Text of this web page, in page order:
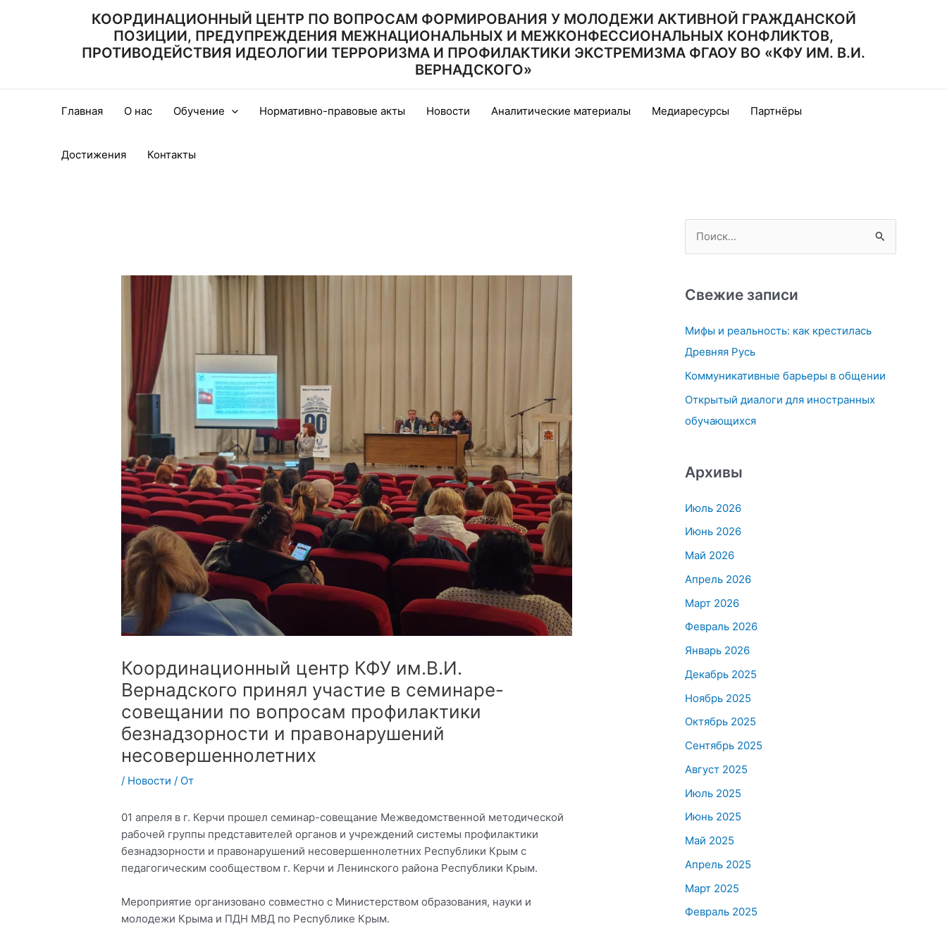
КООРДИНАЦИОННЫЙ ЦЕНТР ПО ВОПРОСАМ ФОРМИРОВАНИЯ У МОЛОДЕЖИ АКТИВНОЙ ГРАЖДАНСКОЙ
ПОЗИЦИИ, ПРЕДУПРЕЖДЕНИЯ МЕЖНАЦИОНАЛЬНЫХ И МЕЖКОНФЕССИОНАЛЬНЫХ КОНФЛИКТОВ,
ПРОТИВОДЕЙСТВИЯ ИДЕОЛОГИИ ТЕРРОРИЗМА И ПРОФИЛАКТИКИ ЭКСТРЕМИЗМА ФГАОУ ВО «КФУ ИМ. В.И.
ВЕРНАДСКОГО»
Главная О нас Обучение Нормативно-правовые акты Новости Аналитические материалы Медиаресурсы Партнёры
Достижения Контакты
Координационный центр КФУ им.В.И.
Вернадского принял участие в семинаре-
совещании по вопросам профилактики
безнадзорности и правонарушений
несовершеннолетних
/ Новости / От
01 апреля в г. Керчи прошел семинар-совещание Межведомственной методической
рабочей группы представителей органов и учреждений системы профилактики
безнадзорности и правонарушений несовершеннолетних Республики Крым с
педагогическим сообществом г. Керчи и Ленинского района Республики Крым.
Мероприятие организовано совместно с Министерством образования, науки и
молодежи Крыма и ПДН МВД по Республике Крым.
с
:
Свежие записи
Мифы и реальность: как крестилась
Древняя Русь
Коммуникативные барьеры в общении
Открытый диалоги для иностранных
обучающихся
Архивы
Июль 2026
Июнь 2026
Май 2026
Апрель 2026
Март 2026
Февраль 2026
Январь 2026
Декабрь 2025
Ноябрь 2025
Октябрь 2025
Сентябрь 2025
Август 2025
Июль 2025
Июнь 2025
Май 2025
Апрель 2025
Март 2025
Февраль 2025